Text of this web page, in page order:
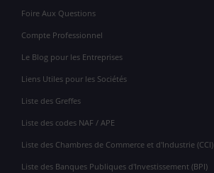
Foire Aux Questions
Compte Professionnel
Le Blog pour les Entreprises
Liens Utiles pour les Sociétés
Liste des Greffes
Liste des codes NAF / APE
Liste des Chambres de Commerce et d'Industrie (CCI)
Liste des Banques Publiques d'Investissement (BPI)